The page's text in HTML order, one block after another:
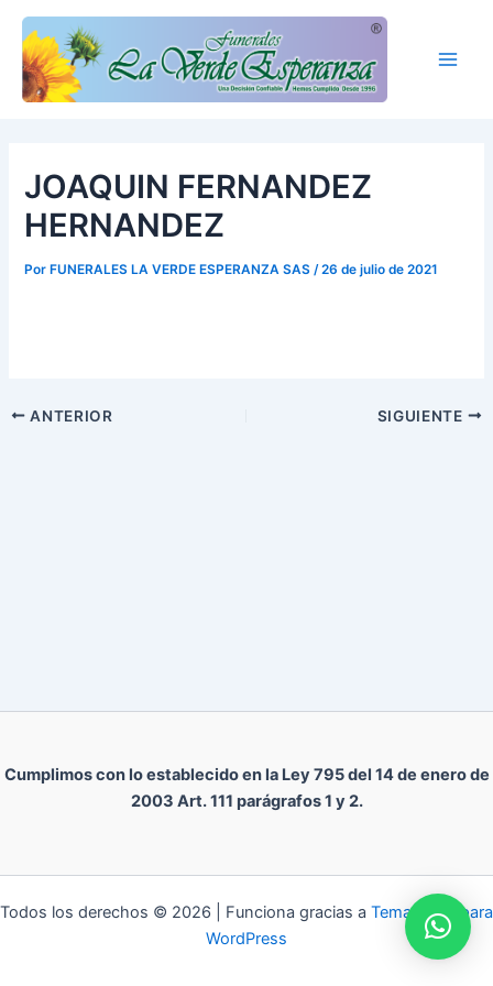
contenido
JOAQUIN FERNANDEZ
HERNANDEZ
Por FUNERALES LA VERDE ESPERANZA SAS/26 de julio de 2021
ANTERIOR SIGUIENTE
Cumplimos con lo establecido en la Ley 795 del 14 de enero de
2003 Art. 111 parágrafos 1 y 2.
Todos los derechos © 2026 | Funciona gracias a Tema Astra para
WordPress